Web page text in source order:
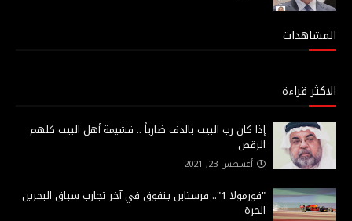
المشاهدات
الاكثر قراءة
إذا كان رب البيت بالدف ضارباً .. فشيمة أهل البيت كلهم
الرقص
أغسطس 23, 2021
"فورمولا 1".. فرستابن يتفوق في آخر تجارب سباق البحرين
الحرة